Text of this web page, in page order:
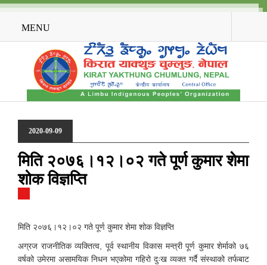
MENU
2020-09-09
मिति २०७६।१२।०२ गते पूर्ण कुमार शेमा
शोक विज्ञप्ति
मिति २०७६।१२।०२ गते पूर्ण कुमार शेमा शोक विज्ञप्ति
अग्रज राजनीतिक व्यक्तित्व, पूर्व स्थानीय विकास मन्त्री पूर्ण कुमार शेर्माको ७६
वर्षको उमेरमा असामयिक निधन भएकोमा गहिरो दुःख व्यक्त गर्दै संस्थाको तर्फबाट